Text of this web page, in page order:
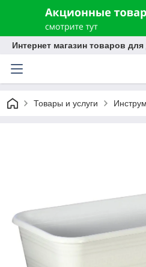
Интернет магазин товаров
Товары и услуги